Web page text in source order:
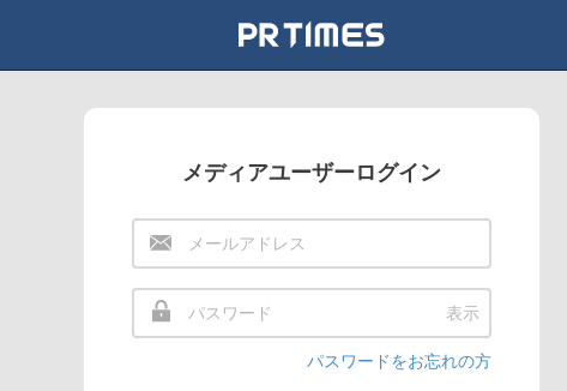
メディアユーザーログイン
表示
パスワードをお忘れの方